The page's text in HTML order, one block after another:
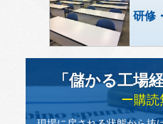
研修
「儲かる工場
ー購読